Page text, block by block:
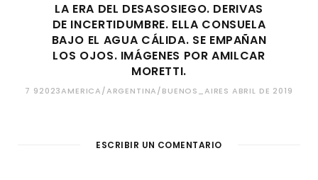
LA ERA DEL DESASOSIEGO. DERIVAS
DE INCERTIDUMBRE. ELLA CONSUELA
BAJO EL AGUA CÁLIDA. SE EMPAÑAN
LOS OJOS. IMÁGENES POR AMILCAR
MORETTI.
7 92023AMERICA/ARGENTINA/BUENOS_AIRES ABRIL DE 2019
ESCRIBIR UN COMENTARIO